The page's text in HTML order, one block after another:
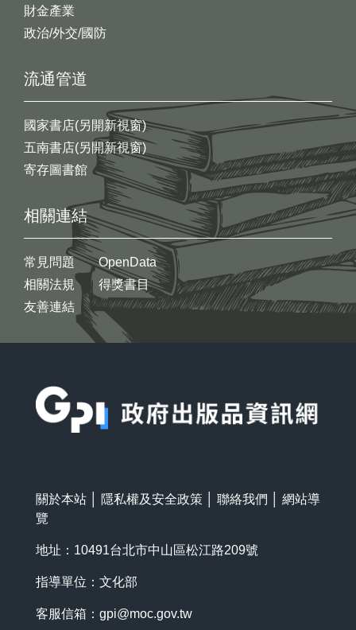
財金產業
政治/外交/國防
流通管道
國家書店(另開新視窗)
五南書店(另開新視窗)
寄存圖書館
相關連結
常見問題
相關法規
友善連結
OpenData
得獎書目
關於本站 隱私權及安全政策 聯絡我們
網站導
覽
地址：10491台北市中山區松江路209號
指導單位：文化部
客服信箱： gpi@moc.gov.tw